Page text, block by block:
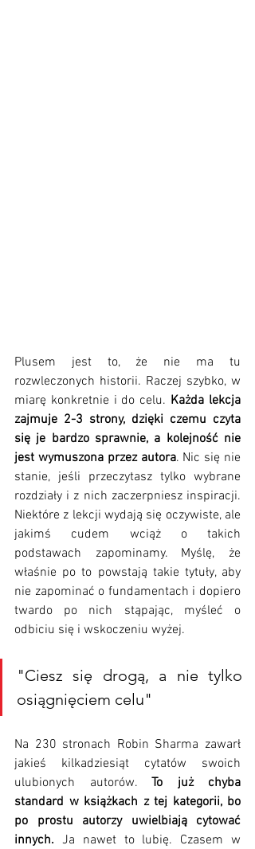
Plusem jest to, że nie ma tu
rozwleczonych historii. Raczej szybko, w
miarę konkretnie i do celu. Każda lekcja
zajmuje 2-3 strony, dzięki czemu czyta
się je bardzo sprawnie, a kolejność nie
jest wymuszona przez autora. Nic się nie
stanie, jeśli przeczytasz tylko wybrane
rozdziały i z nich zaczerpniesz inspiracji.
Niektóre z lekcji wydają się oczywiste, ale
jakimś cudem wciąż o takich
podstawach zapominamy. Myślę, że
właśnie po to powstają takie tytuły, aby
nie zapominać o fundamentach i dopiero
twardo po nich stąpając, myśleć o
odbiciu się i wskoczeniu wyżej.
"Ciesz się drogą, a nie tylko
osiągnięciem celu"
Na 230 stronach Robin Sharma zawarł
jakieś kilkadziesiąt cytatów swoich
ulubionych autorów. To już chyba
standard w książkach z tej kategorii, bo
po prostu autorzy uwielbiają cytować
innych. Ja nawet to lubię. Czasem w